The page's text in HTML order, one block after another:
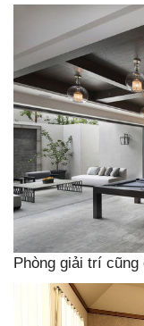
Phòng giải trí